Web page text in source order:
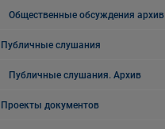
Общественные обсуждения архив
Публичные слушания
Публичные слушания. Архив
Проекты документов